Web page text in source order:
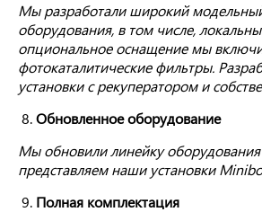
Мы разработали широкий
оборудования, в том числе,
опциональное оснащение мы
фотокаталитические фильтры.
установки с рекуператором и
Обновленное оборудование
Мы обновили линейку
представляем наши установки
Полная комплектация